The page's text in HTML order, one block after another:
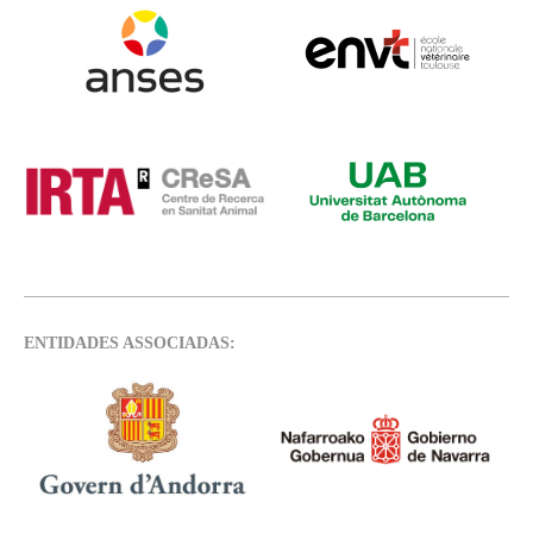
ENTIDADES ASSOCIADAS: